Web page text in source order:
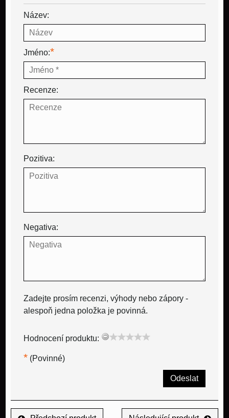
Název:
Jméno:*
Recenze:
Pozitiva:
Negativa:
Zadejte prosím recenzi, výhody nebo zápory -
alespoň jedna položka je povinná.
Hodnocení produktu:
* (Povinné)
Odeslat